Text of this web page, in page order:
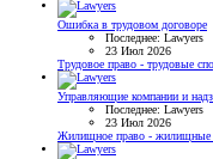
Ошибка в трудовом договоре
Последнее: Lawyers
23 Июл 2026
Трудовое право - трудовые
Управляющие компании и
Последнее: Lawyers
23 Июл 2026
Жилищное право - жилищные